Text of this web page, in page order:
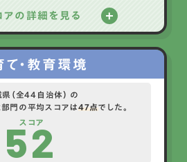
アの詳細を見る
て・教育環境
県（全44自治体） の
門の平均スコアは47点でした。
スコア
52